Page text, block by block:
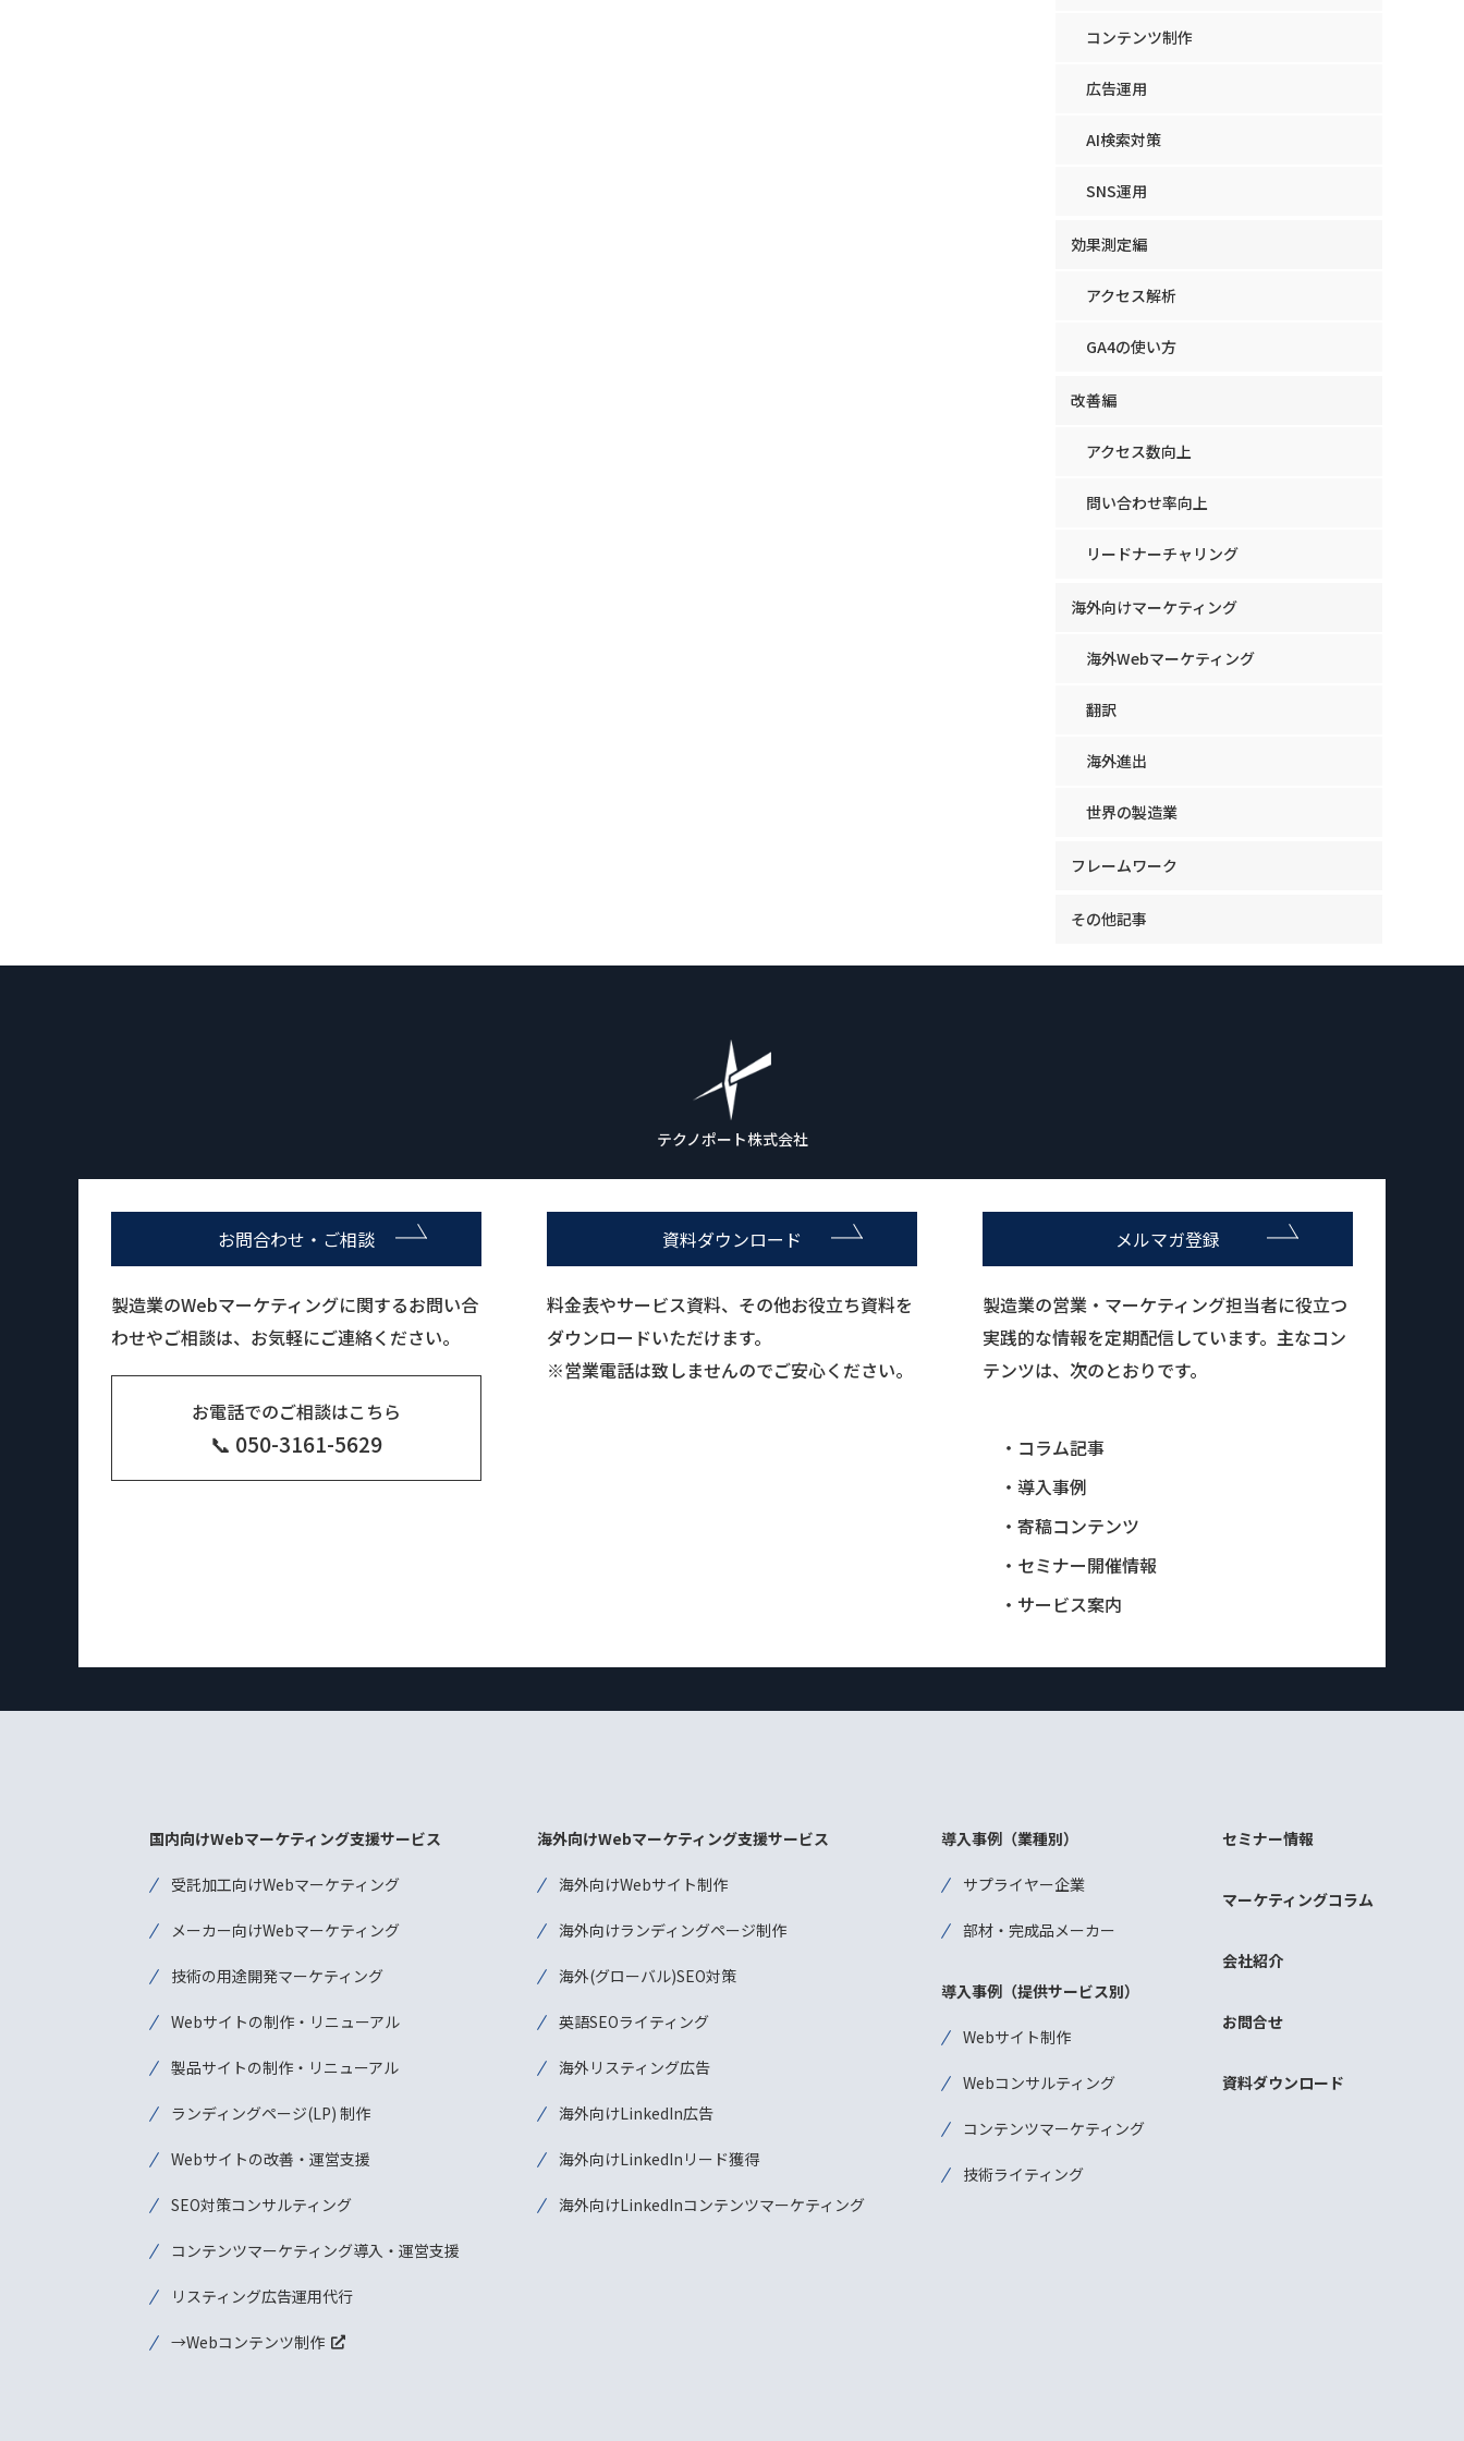
コンテンツ制作
広告運用
AI検索対策
SNS運用
効果測定編
アクセス解析
GA4の使い方
改善編
アクセス数向上
問い合わせ率向上
リードナーチャリング
海外向けマーケティング
海外Webマーケティング
翻訳
海外進出
世界の製造業
フレームワーク
その他記事
テクノポート株式会社
お問合わせ・ご相談
製造業のWebマーケティングに関するお問い合
わせやご相談は、お気軽にご連絡ください。
お電話でのご相談はこちら
📞 050-3161-5629
資料ダウンロード
料金表やサービス資料、その他お役立ち資料を
ダウンロードいただけます。
※営業電話は致しませんのでご安心ください。
メルマガ登録
製造業の営業・マーケティング担当者に役立つ
実践的な情報を定期配信しています。主なコン
テンツは、次のとおりです。
・コラム記事
・導入事例
・寄稿コンテンツ
・セミナー開催情報
・サービス案内
国内向けWebマーケティング支援サービス
受託加工向けWebマーケティング
メーカー向けWebマーケティング
技術の用途開発マーケティング
Webサイトの制作・リニューアル
製品サイトの制作・リニューアル
ランディングページ(LP) 制作
Webサイトの改善・運営支援
SEO対策コンサルティング
コンテンツマーケティング導入・運営支援
リスティング広告運用代行
→Webコンテンツ制作
海外向けWebマーケティング支援サービス
海外向けWebサイト制作
海外向けランディングページ制作
海外(グローバル)SEO対策
英語SEOライティング
海外リスティング広告
海外向けLinkedIn広告
海外向けLinkedInリード獲得
海外向けLinkedInコンテンツマーケティング
導入事例（業種別）
サプライヤー企業
部材・完成品メーカー
導入事例（提供サービス別）
Webサイト制作
Webコンサルティング
コンテンツマーケティング
技術ライティング
セミナー情報
マーケティングコラム
会社紹介
お問合せ
資料ダウンロード